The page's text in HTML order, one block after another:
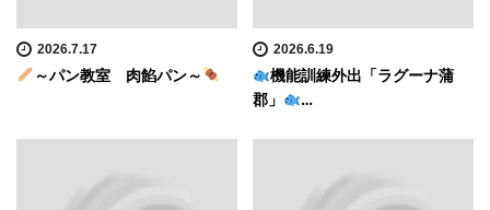
2026.7.17
～パン教室 肉餡パン～
2026.6.19
機能訓練外出「ラグーナ蒲
郡」
…